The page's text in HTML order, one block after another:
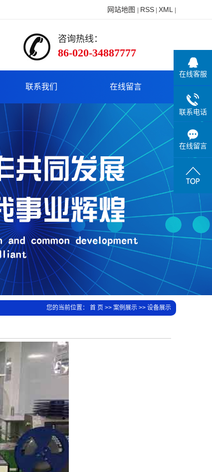
网站地图 RSS XML
咨询热线：
86-020-34887777
联系我们 在线留言
您的当前位置： 首 页 >> 案例展示 >> 设备展示
在线客服
联系电话
在线留言